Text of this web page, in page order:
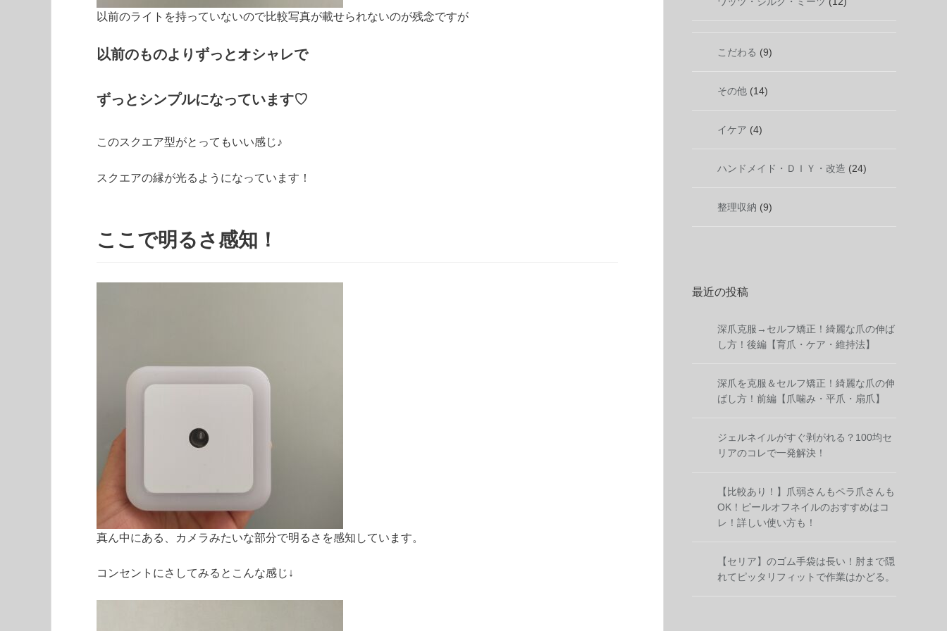
以前のライトを持っていないので比較写真が載せられないのが残念ですが
以前のものよりずっとオシャレで
ずっとシンプルになっています♡
このスクエア型がとってもいい感じ♪
スクエアの縁が光るようになっています！
ここで明るさ感知！
真ん中にある、カメラみたいな部分で明るさを感知しています。
コンセントにさしてみるとこんな感じ↓
こだわる (9)
その他 (14)
イケア (4)
ハンドメイド・ＤＩＹ・改造 (24)
整理収納 (9)
最近の投稿
深爪克服→セルフ矯正！綺麗な爪の伸ば
し方！後編【育爪・ケア・維持法】
深爪を克服＆セルフ矯正！綺麗な爪の伸
ばし方！前編【爪噛み・平爪・扇爪】
ジェルネイルがすぐ剥がれる？100均セ
リアのコレで一発解決！
【比較あり！】爪弱さんもペラ爪さんも
OK！ピールオフネイルのおすすめはコ
レ！詳しい使い方も！
【セリア】のゴム手袋は長い！肘まで隠
れてピッタリフィットで作業はかどる。